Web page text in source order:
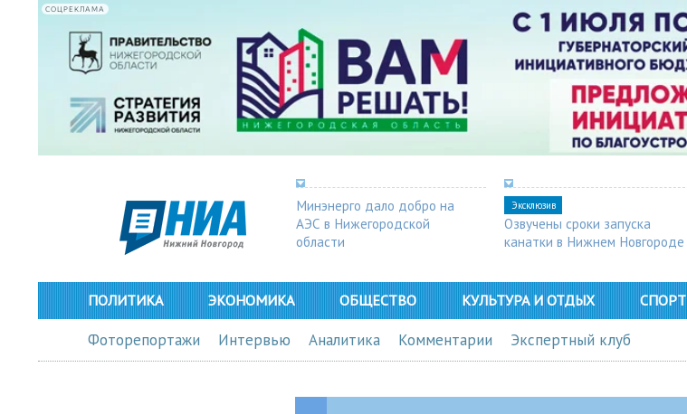
СОЦРЕКЛАМА
Минэнерго дало добро на
АЭС в Нижегородской
области
Эксклюзив
Озвучены сроки запуска
канатки в Нижнем Новгороде
ПОЛИТИКА ЭКОНОМИКА ОБЩЕСТВО КУЛЬТУРА И ОТДЫХ СПОРТ
Фоторепортажи Интервью Аналитика Комментарии Экспертный клуб